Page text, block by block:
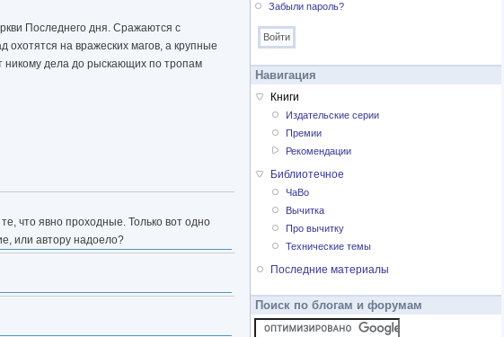
Последнего дня. Сражаются с
на вражеских магов, а крупные
никому дела до рыскающих по тропам
что явно проходные. Только вот одно
или автору надоело?
Забыли пароль?
Навигация
Книги
Издательские серии
Премии
Рекомендации
Библиотечное
ЧаВо
Вычитка
Про вычитку
Технические темы
Последние материалы
Поиск по блогам и форумам